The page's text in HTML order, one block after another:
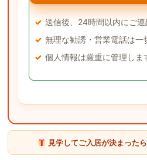
送信後、24時間以内にご連
無理な勧誘・営業電話は一
個人情報は厳重に管理しま
見学してご入居が決まったら